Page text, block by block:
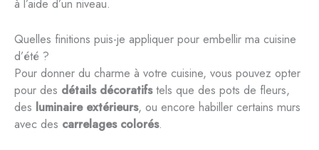
à l’aide d’un niveau.
Quelles finitions puis-je appliquer pour embellir ma cuisine
d’été ?
Pour donner du charme à votre cuisine, vous pouvez opter
pour des détails décoratifstels que des pots de fleurs,
des luminaire extérieurs, ou encore habiller certains murs
avec des carrelages colorés.